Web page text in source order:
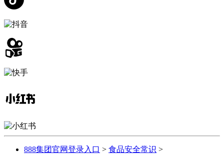
888集团官网登录入口 > 食品安全常识 >